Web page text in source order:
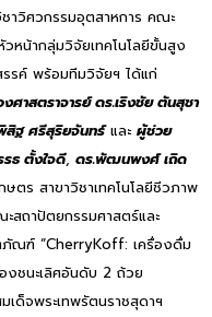
ชาวิศวกรรมอุตสาหการ คณะ
หน้ากลุ่มวิจัยเทคโนโลยีขั้นสูง
รรค์ พร้อมทีมวิจัยฯ ได้แก่
งศาสตราจารย์ ดร.เริงชัย ตันสุชา
สิฐ ศรีสุริยจันทร์และ ผู้ช่วย
ธ ตั้งใจดี, ดร.พัฒนพงศ์ เถิด
ตร สาขาวิชาเทคโนโลยีชีวภาพ
สถาปัตยกรรมศาสตร์และ
ภัณฑ์ “CherryKoff: เครื่องดื่ม
งชนะเลิศอันดับ 2 ถ้วย
เด็จพระเทพรัตนราชสุดาฯ